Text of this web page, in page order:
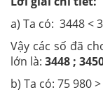
a) Ta có: 3448 <
Vậy các số đã
lớn là: 3448 ;
b) Ta có: 75 980